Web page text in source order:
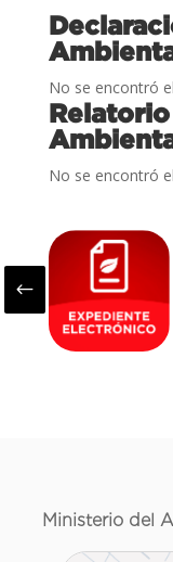
No se encontró
No se encontró
#
Ministerio del